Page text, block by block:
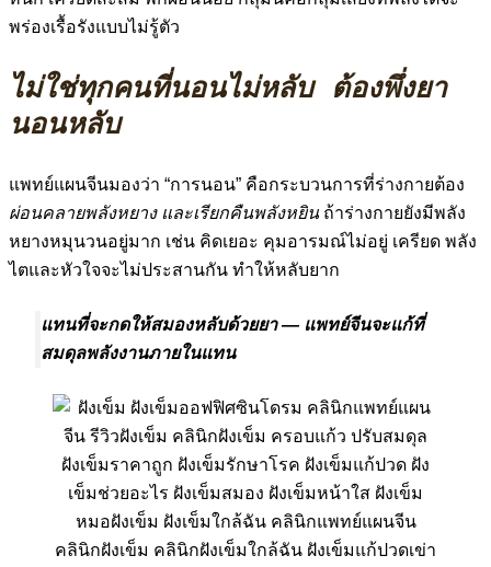
พร่องเรื้อรังแบบไม่รู้ตัว
ไม่ใช่ทุกคนที่นอนไม่หลับ ต้องพึ่งยา
นอนหลับ
แพทย์แผนจีนมองว่า “การนอน” คือกระบวนการที่ร่างกายต้อง
ผ่อนคลายพลังหยาง และเรียกคืนพลังหยิน ถ้าร่างกายยังมีพลัง
หยางหมุนวนอยู่มาก เช่น คิดเยอะ คุมอารมณ์ไม่อยู่ เครียด พลัง
ไตและหัวใจจะไม่ประสานกัน ทำให้หลับยาก
แทนที่จะกดให้สมองหลับด้วยยา — แพทย์จีนจะแก้ที่
สมดุลพลังงานภายในแทน